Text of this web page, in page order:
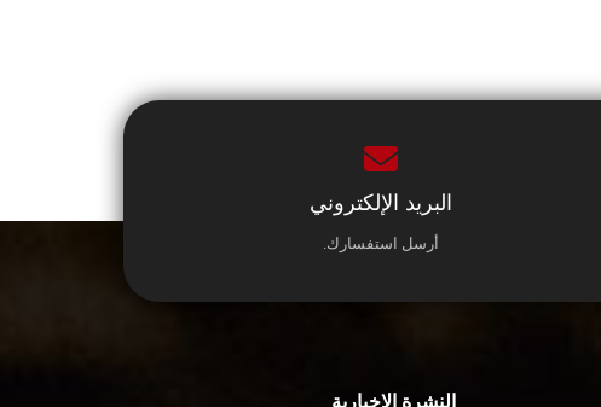
البريد الإلكتروني
أرسل استفسارك.
النشرة الإخبارية